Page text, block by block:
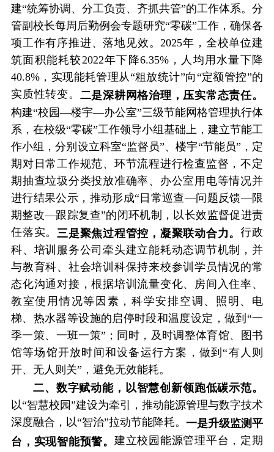
建“统筹协调、分工负责、齐抓共管”的工作体系。分
管副校长每周后勤例会专题研究“零碳”工作，确保各
项工作有序推进、落地见效。2025年，全校单位建
筑面积能耗较2022年下降6.35%，人均用水量下降
40.8%，实现能耗管理从“粗放统计”向“定额管控”的
实质性转变。 二是深耕网格治理，压实常态责任。
构建“校园—楼宇—办公室”三级节能网格管理执行体
系，在校级“零碳”工作领导小组基础上，建立节能工
作小组，分别设立科室“监督员”、楼宇“节能员”，定
期对日常工作规范、环节流程进行检查监督，不定
期抽查垃圾分类投放准确率、办公室用电等情况并
进行结果公示，推动形成“日常巡查—问题反馈—限
期整改—跟踪复查”的闭环机制，以长效监督促进责
任落实。 三是聚焦过程管控，凝聚联动合力。行政
科、培训服务公司牵头建立能耗动态调节机制，并
与教育科、社会培训科保持来校参训学员情况的常
态化沟通对接，根据培训流量变化、房间入住率、
教室使用情况等因素，科学安排空调、照明、电
梯、热水器等设施的启停时段和温度设定，做到“一
季一策、一班一策”；同时，及时调整体育馆、图书
馆等场馆开放时间和设备运行方案，做到“有人则
开、无人则关”，避免无效能耗。
二、数字赋动能，以智慧创新领跑低碳示范。
以“智慧校园”建设为牵引，推动能源管理与数字技术
深度融合，以“智治”拉动节能降耗。 一是升级监测平
台，实现智能预警。 建立校园能源管理平台，定期